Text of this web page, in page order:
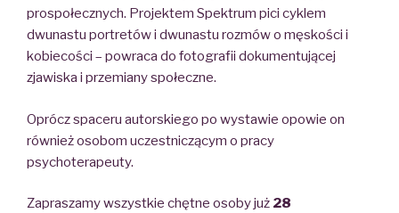
prospołecznych. Projektem Spektrum pici cyklem
dwunastu portretów i dwunastu rozmów o męskości i
kobiecości – powraca do fotografii dokumentującej
zjawiska i przemiany społeczne.
Oprócz spaceru autorskiego po wystawie opowie on
również osobom uczestniczącym o pracy
psychoterapeuty.
Zapraszamy wszystkie chętne osoby już 28